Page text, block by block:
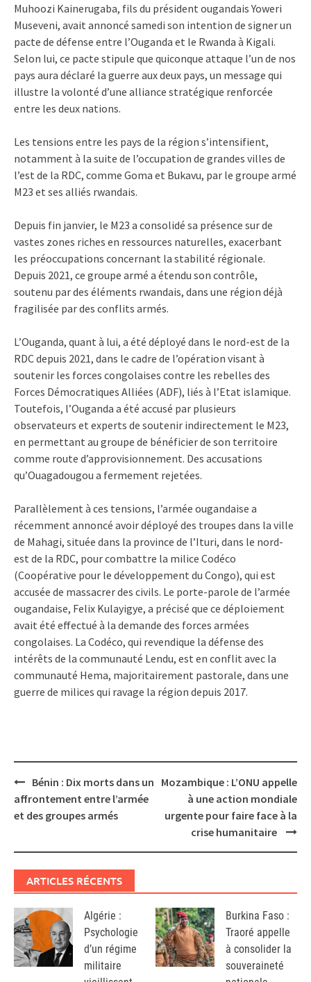
Muhoozi Kainerugaba, fils du président ougandais Yoweri
Museveni, avait annoncé samedi son intention de signer un
pacte de défense entre l’Ouganda et le Rwanda à Kigali.
Selon lui, ce pacte stipule que quiconque attaque l’un de nos
pays aura déclaré la guerre aux deux pays, un message qui
illustre la volonté d’une alliance stratégique renforcée
entre les deux nations.
Les tensions entre les pays de la région s’intensifient,
notamment à la suite de l’occupation de grandes villes de
l’est de la RDC, comme Goma et Bukavu, par le groupe armé
M23 et ses alliés rwandais.
Depuis fin janvier, le M23 a consolidé sa présence sur de
vastes zones riches en ressources naturelles, exacerbant
les préoccupations concernant la stabilité régionale.
Depuis 2021, ce groupe armé a étendu son contrôle,
soutenu par des éléments rwandais, dans une région déjà
fragilisée par des conflits armés.
L’Ouganda, quant à lui, a été déployé dans le nord-est de la
RDC depuis 2021, dans le cadre de l’opération visant à
soutenir les forces congolaises contre les rebelles des
Forces Démocratiques Alliées (ADF), liés à l’Etat islamique.
Toutefois, l’Ouganda a été accusé par plusieurs
observateurs et experts de soutenir indirectement le M23,
en permettant au groupe de bénéficier de son territoire
comme route d’approvisionnement. Des accusations
qu’Ouagadougou a fermement rejetées.
Parallèlement à ces tensions, l’armée ougandaise a
récemment annoncé avoir déployé des troupes dans la ville
de Mahagi, située dans la province de l’Ituri, dans le nord-
est de la RDC, pour combattre la milice Codéco
(Coopérative pour le développement du Congo), qui est
accusée de massacrer des civils. Le porte-parole de l’armée
ougandaise, Felix Kulayigye, a précisé que ce déploiement
avait été effectué à la demande des forces armées
congolaises. La Codéco, qui revendique la défense des
intérêts de la communauté Lendu, est en conflit avec la
communauté Hema, majoritairement pastorale, dans une
guerre de milices qui ravage la région depuis 2017.
Post
navigation
Bénin : Dix morts dans un
affrontement entre l’armée
et des groupes armés
Mozambique : L’ONU appelle
à une action mondiale
urgente pour faire face à la
crise humanitaire
ARTICLES RÉCENTS
Algérie :
Psychologie
d’un régime
militaire
Burkina Faso :
Traoré appelle
à consolider la
souveraineté